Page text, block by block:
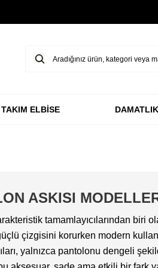
TAKIM ELBİSE DAMATLIK
ASKISI
tamamlayıcılarından biri
çizgisini korurken modern
yalnızca pantolonu dengeli